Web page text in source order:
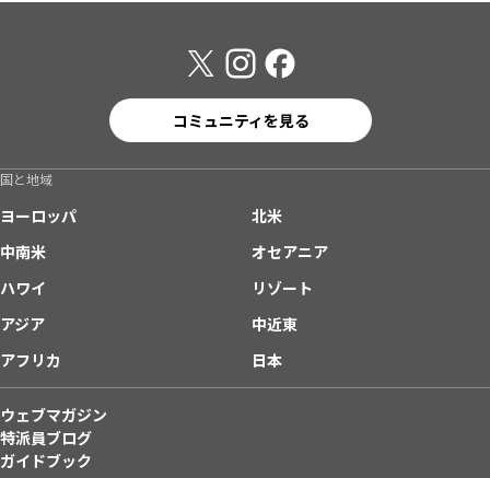
コミュニティを見る
国と地域
ヨーロッパ
北米
中南米
オセアニア
ハワイ
リゾート
アジア
中近東
アフリカ
日本
ウェブマガジン
特派員ブログ
ガイドブック